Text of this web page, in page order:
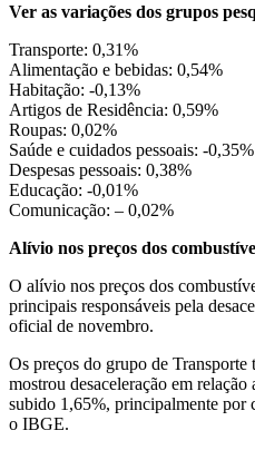
Ver as variações dos grupos
Transporte: 0,31%
Alimentação e bebidas: 0,54%
Habitação: -0,13%
Artigos de Residência: 0,59%
Roupas: 0,02%
Saúde e cuidados pessoais: -0,35%
Despesas pessoais: 0,38%
Educação: -0,01%
Comunicação: – 0,02%
Alívio nos preços dos
O alívio nos preços dos
principais responsáveis pela
oficial de novembro.
Os preços do grupo de
mostrou desaceleração em
subido 1,65%, principalmente por
o IBGE.